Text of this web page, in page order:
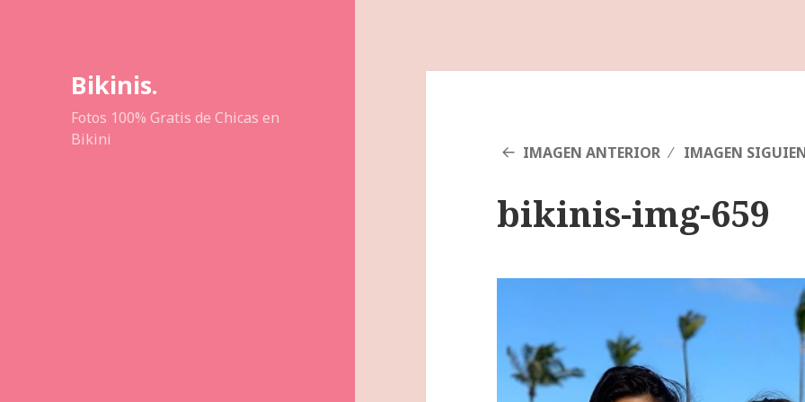
Bikinis.
Fotos 100% Gratis de Chicas en
Bikini
IMAGEN ANTERIOR IMAGEN
bikinis-img-659